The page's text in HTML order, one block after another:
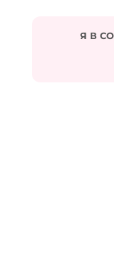
Ваш адрес
Я В